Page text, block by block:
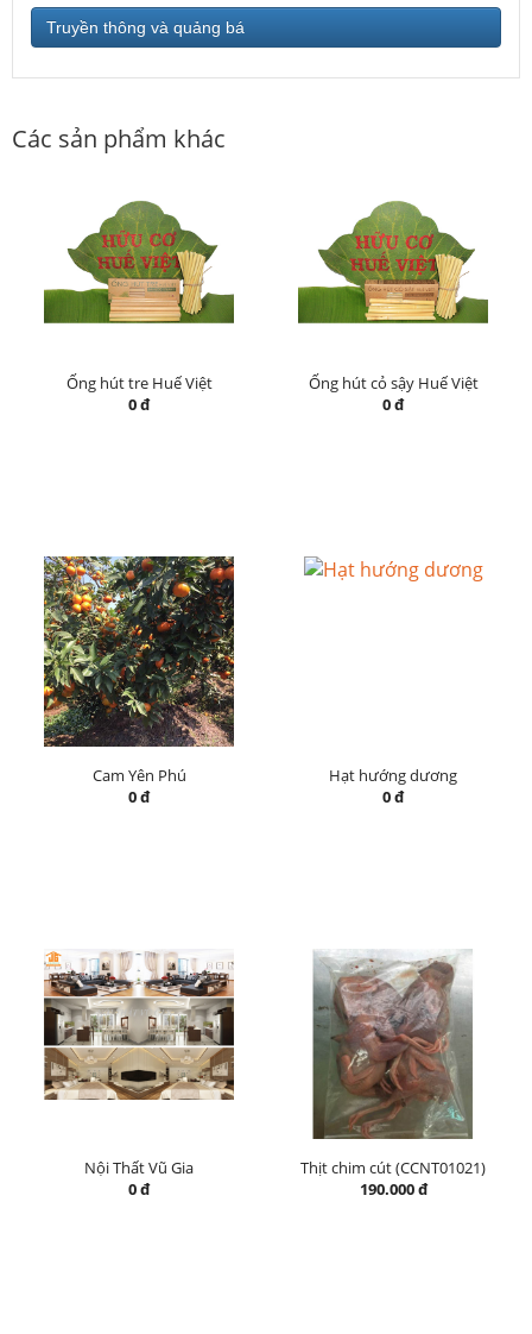
Truyền thông và quảng bá
Các sản phẩm khác
Ống hút tre Huế Việt
0 đ
Ống hút cỏ sậy Huế Việt
0 đ
Cam Yên Phú
0 đ
Hạt hướng dương
0 đ
Nội Thất Vũ Gia
0 đ
Thịt chim cút (CCNT01021)
190.000 đ